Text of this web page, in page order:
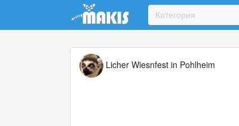
Update cookies preferences
Категория
Licher Wiesnfest in Pohlheim